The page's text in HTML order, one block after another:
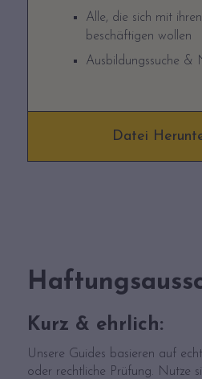
Alle, die sich mit
beschäftigen wollen
Ausbildungssuche &
Datei
Kurz & ehrlich:
Unsere Guides basieren auf
oder rechtliche Prüfung. Nutze